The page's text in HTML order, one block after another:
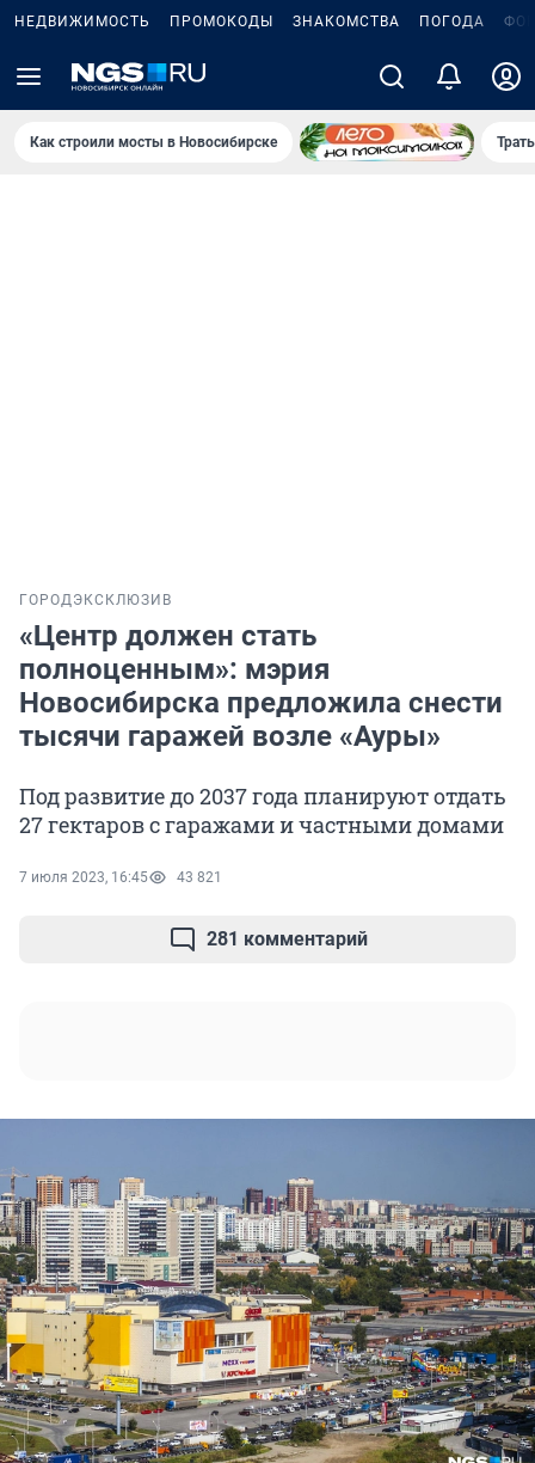
НЕДВИЖИМОСТЬ ПРОМОКОДЫ ЗНАКОМСТВА ПОГОДА
Как строили мосты в Новосибирске
ГОРОДЭКСКЛЮЗИВ
«Центр должен стать
полноценным»: мэрия
Новосибирска предложила снести
тысячи гаражей возле «Ауры»
Под развитие до 2037 года планируют отдать
27 гектаров с гаражами и частными домами
7 июля 2023, 16:45 43 821
281 комментарий